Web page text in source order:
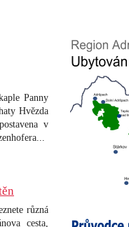
Panny
Hvězda
v
různá
cesta,